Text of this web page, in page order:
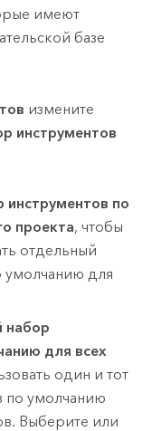
имеют
базе
измените
инструментов
инструментов по
проекта, чтобы
отдельный
умолчанию для
набор
для всех
один и тот
по умолчанию
Выберите или